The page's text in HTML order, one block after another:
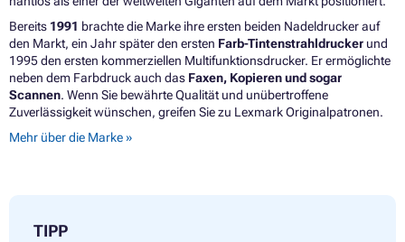
Bereits 1991 brachte die Marke ihre ersten beiden Nadeldrucker auf
den Markt, ein Jahr später den ersten Farb-Tintenstrahldrucker und
1995 den ersten kommerziellen Multifunktionsdrucker. Er ermöglichte
neben dem Farbdruck auch das Faxen, Kopieren und sogar
Scannen. Wenn Sie bewährte Qualität und unübertroffene
Zuverlässigkeit wünschen, greifen Sie zu Lexmark Originalpatronen.
Mehr über die Marke »
TIPP